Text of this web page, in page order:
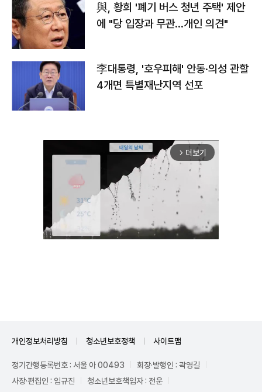
與, 황희 '폐기 버스 청년 주택' 제안
에 "당 입장과 무관…개인 의견"
李대통령, '호우피해' 안동·의성 관할
4개면 특별재난지역 선포
arrow_forward_ios 더보기
개인정보처리방침 청소년보호정책 사이트맵
정기간행등록번호 : 서울 아 00493
회장·발행인 : 곽영길
사장·편집인 : 임규진
청소년보호책임자 : 전운